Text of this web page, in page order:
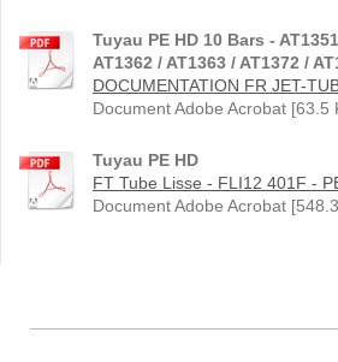
Tuyau PE HD 10 Bars -
AT1362 / AT1363 / AT1372 /
DOCUMENTATION FR JET-
Document Adobe Acrobat [63.5
Tuyau PE HD
FT Tube Lisse - FLI12 401F -
Document Adobe Acrobat